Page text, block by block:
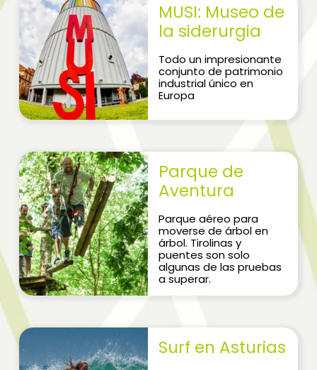
MUSI: Museo de
la siderurgia
Todo un impresionante
conjunto de patrimonio
industrial único en
Europa
Parque de
Aventura
Parque aéreo para
moverse de árbol en
árbol. Tirolinas y
puentes son solo
algunas de las pruebas
a superar.
Surf en Asturias